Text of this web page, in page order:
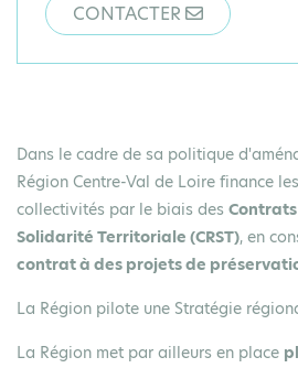
CONTACTER
Dans le cadre de sa politique
Région Centre-Val de Loire finance
collectivités par le biais des
Solidarité Territoriale (CRST), en
contrat à des projets de
La Région pilote une Stratégie
La Région met par ailleurs en place